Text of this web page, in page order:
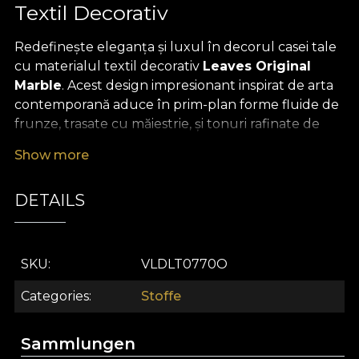
Textil Decorativ
Redefinește eleganța și luxul în decorul casei tale
cu materialul textil decorativ Leaves Original
Marble. Acest design impresionant inspirat de arta
contemporană aduce în prim-plan forme fluide de
frunze, trasate cu măiestrie, și tonuri rafinate de
Jocul de proporții și detalii create de artiști dedicați
unică, perfectă pentru cei care caută un accent
statement, memorabil și sofisticat în orice încăpere.
recomandă pentru o multitudine de aplicații
creative în design interior. Poate fi transformat cu
ușurință în draperii elegante, huse de mobilier care
completează atmosfera, cuverturi sau fețe de masă
Show more
DETAILS
SKU VLDLT0770O
Categories Stoffe
Sammlungen